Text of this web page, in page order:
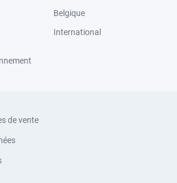
Belgique
International
de vente